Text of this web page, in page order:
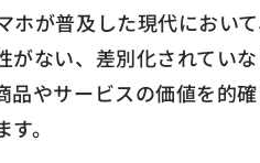
ホが普及した現代におい
がない、差別化されてい
品やサービスの価値を的
。